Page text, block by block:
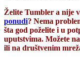
Želite Tumbler a nije
ponudi? Nema
šta god poželite i u
uputstvima. Možete
ili na društvenim